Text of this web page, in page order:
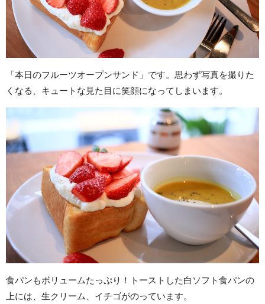
「本日のフルーツオープンサンド」です。思わず写真を撮りた
くなる、キュートな見た目に笑顔になってしまいます。
食パンもボリュームたっぷり！トーストした白ソフト食パンの
上には、生クリーム、イチゴがのっています。